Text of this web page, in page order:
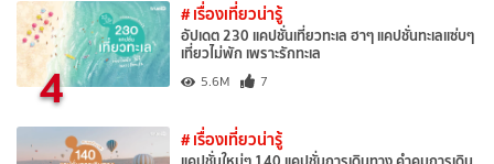
4
# เรื่องเที่ยวน่ารู้
อัปเดต 230 แคปชั่นเที่ยวทะเล ฮาๆ แคปชั่นทะเลแซ่บๆ
เที่ยวไม่พัก เพราะรักทะเล
5.6M 7
# เรื่องเที่ยวน่ารู้